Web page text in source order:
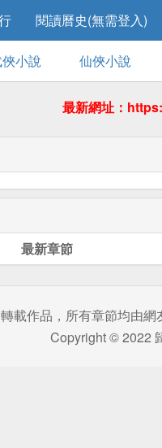
閱讀曆史(無需登入)
小說 仙俠小說
最新網址：
最新章節
載作品，所有章節均由網
Copyright © 2022